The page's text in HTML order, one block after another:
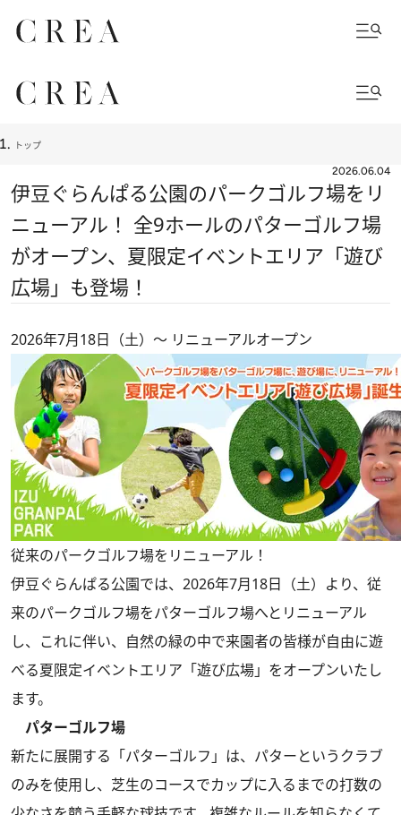
トップ
2026.06.04
伊豆ぐらんぱる公園のパークゴルフ場をリ
ニューアル！ 全9ホールのパターゴルフ場
がオープン、夏限定イベントエリア「遊び
広場」も登場！
2026年7月18日（土）～ リニューアルオープン
従来のパークゴルフ場をリニューアル！
伊豆ぐらんぱる公園では、2026年7月18日（土）より、従
来のパークゴルフ場をパターゴルフ場へとリニューアル
し、これに伴い、自然の緑の中で来園者の皆様が自由に遊
べる夏限定イベントエリア「遊び広場」をオープンいたし
ます。
パターゴルフ場
新たに展開する「パターゴルフ」は、パターというクラブ
のみを使用し、芝生のコースでカップに入るまでの打数の